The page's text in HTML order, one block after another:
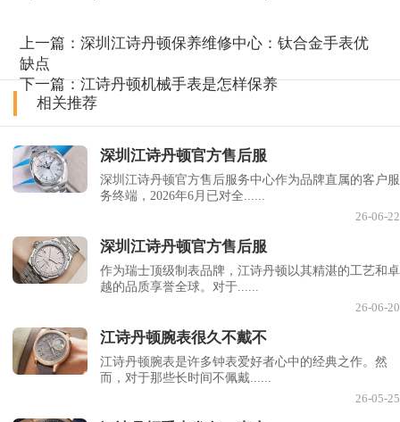
上一篇：深圳江诗丹顿保养维修中心：钛合金手表优
缺点
下一篇：江诗丹顿机械手表是怎样保养
相关推荐
深圳江诗丹顿官方售后服
深圳江诗丹顿官方售后服务中心作为品牌直属的客户服
务终端，2026年6月已对全......
26-06-22
深圳江诗丹顿官方售后服
作为瑞士顶级制表品牌，江诗丹顿以其精湛的工艺和卓
越的品质享誉全球。对于......
26-06-20
江诗丹顿腕表很久不戴不
江诗丹顿腕表是许多钟表爱好者心中的经典之作。然
而，对于那些长时间不佩戴......
26-05-25